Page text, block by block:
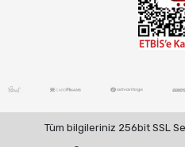
Tüm bilgileriniz 256bit SSL